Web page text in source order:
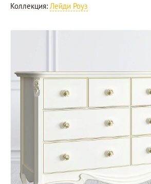
Коллекция: Лейди Роуз